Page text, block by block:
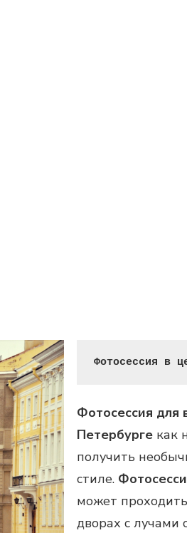
Фотосессия в
Фотосессия для
Петербурге как
получить
стиле.
может
дворах с лучами